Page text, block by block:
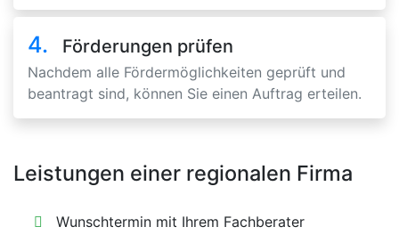
4. Förderungen prüfen
Nachdem alle Fördermöglichkeiten geprüft und
beantragt sind, können Sie einen Auftrag erteilen.
Leistungen einer regionalen Firma
Wunschtermin mit Ihrem Fachberater